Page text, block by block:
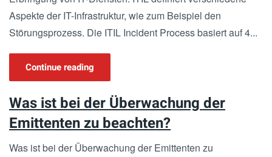
Aspekte der IT-Infrastruktur, wie zum Beispiel den
Störungsprozess. Die ITIL Incident Process basiert auf 4...
Continue reading
Was ist bei der Überwachung der
Emittenten zu beachten?
Was ist bei der Überwachung der Emittenten zu